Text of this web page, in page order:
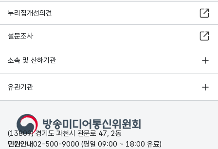
누리집개선의견
설문조사
소속 및 산하기관
유관기관
(13809) 경기도 과천시 관문로 47, 2동
민원안내02-500-9000 (평일 09:00 ~ 18:00 유료)